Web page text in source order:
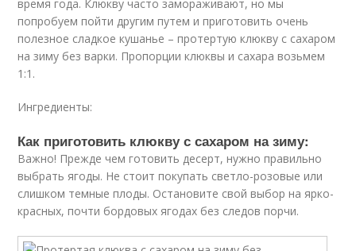
время года. Клюкву часто замораживают, но мы
попробуем пойти другим путем и приготовить очень
полезное сладкое кушанье – протертую клюкву с сахаром
на зиму без варки. Пропорции клюквы и сахара возьмем
1:1.
Ингредиенты:
Как приготовить клюкву с сахаром на зиму:
Важно! Прежде чем готовить десерт, нужно правильно
выбрать ягоды. Не стоит покупать светло-розовые или
слишком темные плоды. Остановите свой выбор на ярко-
красных, почти бордовых ягодах без следов порчи.